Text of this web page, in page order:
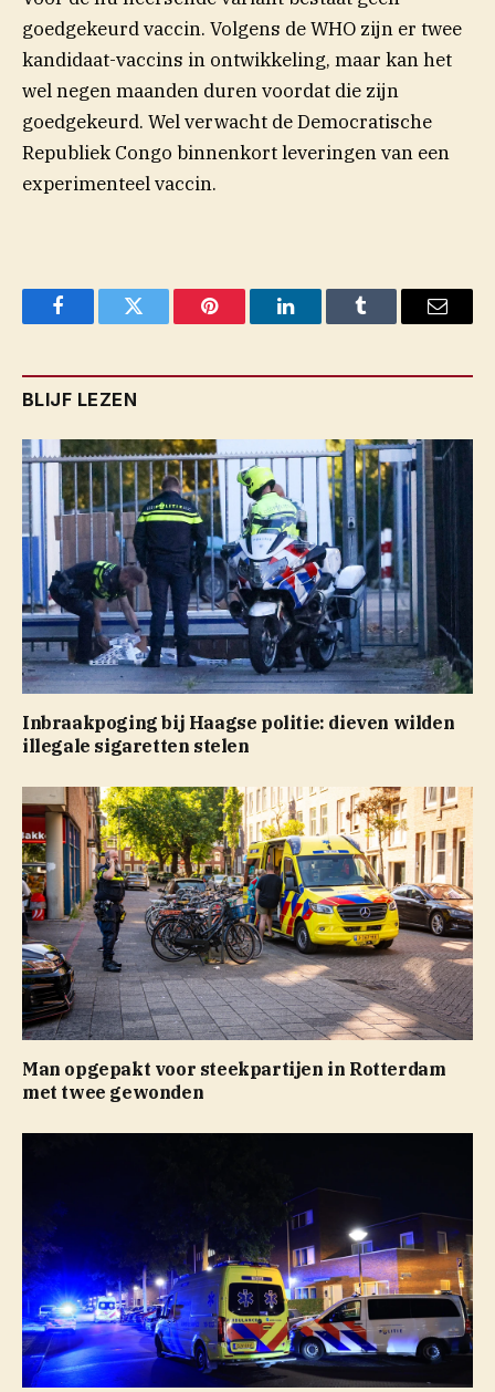
goedgekeurd vaccin. Volgens de WHO zijn er twee
kandidaat-vaccins in ontwikkeling(opent in nieuw
, maar kan het
wel negen maanden duren voordat die zijn
goedgekeurd. Wel verwacht de Democratische
Republiek Congo binnenkort leveringen van een
experimenteel vaccin.
FacebookTwitter Pinterest LinkedInTumblr Email
BLIJF LEZEN
Inbraakpoging bij Haagse politie: dieven wilden
illegale sigaretten stelen
Man opgepakt voor steekpartijen in Rotterdam
met twee gewonden